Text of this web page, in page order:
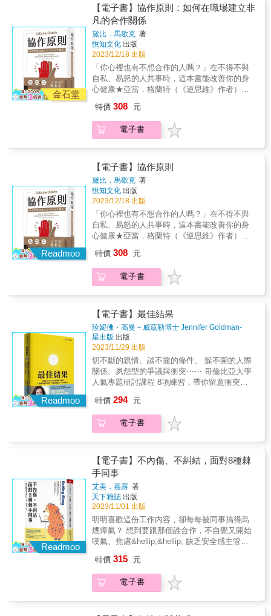
戶 業務開發難度不低，被一口婉拒是許多人的
挫折經驗，其實只要懂得巧妙引導人心，就能
扭轉情勢，誘人點頭&mdash;&mdash; 【絕技
一】「人際接木法」，取得聯繫無阻礙（事不
關己，他人較沒戒心） A：「您好，想寄網路
安全維護資訊給貴公司參考，能否請教負責窗
口？」 B：「好的，請直接寄給行政部門的C課
長。」 【絕技二】「裝熟問候」+「經驗提
問」，開啟話題最自然（無推銷意圖，輕鬆能
回答） A：「C課長您好，我是○○公司的A，我
料？」 A：「網路安全維護的資料。今天只是
想對貴公司的網路現況，請教幾個簡單問題，
可以嗎？」 C：「好，請說。」 【絕技三】善
易，答應不多慮） A：「交給廠商處理比較方
便，只可惜成本太高？」 C：「是的。」 A：
「如果有價錢公道的廠商，對您來說就太好
了。」 C：「確實&hellip;&hellip;。」 A：「關
於這點，我有不錯的方案，只要五分鐘就能為
您說明。下週方便嗎？」 C：「週一下午三點
好了。」 &mdash;&mdash;以「三絕技」約訪
機 事前示弱不但不會受到為難，他人更加包
容，讓危機也變轉機&mdash;&mdash; A：
「抱歉，我不太會說話，若等等說得不夠周
全，還請見諒。」 B：「沒關係，請說。」
「我覺得你說得還不錯啊！」 ▶ ▶ 「一致性
原理」，逆轉評價的高招 被否定別急著反駁，
利用心理技巧「負負得正」，就能轉負評為肯
定&mdash;&mdash; A：「這樣是行不通
的。」 B：「謝謝你的意見，也就是說，這些
方法全都不能用囉？」 A：「倒也不是全都不
能用&hellip;&hellip;。」 B：「請告訴我哪裡是
好的？」 A：「像○○○○這個部分就還不錯
&hellip;&hellip;。」 ★LINE回覆妙招，緊抓人
絕技」，不管是想用LINE獲取好感、讓社群人
氣暴漲，或者要以電子郵件說服人、留下好印
象，書中專欄都為你備好最速應用妙招，就算
心理誘導密技，抓緊人性弱點，輕鬆引導、事
半功倍 ＊37則快速應用實例，一學就會，誰都
能說服 ＊LINE、網路社群、電子郵件回覆不敗
妙招，獨家公開 ＊聚會、約會、商談、談判、
反擊&hellip;&hellip;各大重要時刻巧妙運用，讓
所有人都聽你的 專業推薦 ★王東明｜口語表達
專家、企業講師、廣播主持人 ★黃永猛｜
BNSC談判研究中心主持人、知名專業企業講師
理顧問、國際禮儀專家／洪繡巒 談判溝通超業
培訓師／鄭立德 AI寫作教練／鄭緯筌(Vista
Cheng) 【自序】好關係，靠麻煩 也許，這將顛
覆你的固有認知。 200多年前，美國開國元勛
班傑明．富蘭克林說：「曾經幫過你一次忙的
人，會比那些你幫助過的人更願意再幫你一次
忙。想取得一個人的支持，尤其是圈子外的人
的支持，那就先找他幫個忙，事情會出現意想
被人們稱為「富蘭克林效應」。 200多年過去
了，隨著心理學學科的發展，「富蘭克林效
應」也一次次得到了驗證，這個顛覆人們原有
認知的心理現象，如今廣泛運用在人際交往
中。 原來，我們以為麻煩別人會給他帶來困
擾，從而引起他的反感，所以我們盡量自己的
事情自己做，甚至寧可選擇放棄，也不願意麻
煩別人。實際上，好關係是麻煩出來的，沒有
互相麻煩，關係就無法建立。讓他幫你一個
忙，這會讓他感受到被認同和尊重，能夠拉近
彼此的心理距離。 原來，我們以為天道酬勤，
只要不斷付出就能得到回報，所以在討他人喜
歡時，我們總是習慣付出，結果往往卻不盡如
人意。實際上，在社交圈付出的原理往往不適
林效應」：引導別人為你付出會更有效，人們
在一件事情上付出愈多，對它的態度就會愈喜
歡。 偉大的文學家托爾斯泰也對這一效應深表
「我們並不因為別人對我們的好而愛他們，而
是因為自己對他們的好而愛他們。」 這一心理
效應帶給人們認知上的升級，進而解釋了生活
中的諸多問題： 為什麼會吵的小孩有糖吃？ 為
什麼合理麻煩別人，會擁有廣泛人脈？ 為什麼
善良的人卻容易被欺負？ 為什麼恭維別人，會
更加被瞧不起？ 為什麼父母總是對我們無微不
愈遠？ &hellip;&hellip;&hellip;&hellip; 本書透
過大眾心理學知識結合我對生活的洞察，深入
分析人與人之間親密關係的建立與相處，透過
認識自我，超越自我，轉變思維模式，進而提
志版心靈雞湯，不會告訴你如何通往成功之
路，更不會像傳統人際交往類書籍一般，教你
如何察言觀色、圓滑處世、討好主管、人際厚
黑學等老一輩已經被時代淘汰的觀點。 21世紀
的人際關係，應當建立在平等自由之上，這本
書探討新時代人與人相處的模式，轉變固有思
維，尊重每一種性格人群的自我選擇，突出人
的個性與精準心理需求，人際交往的模式不應
該是一成不變的，一個社會愈發達，就愈能顧
及多元人群的心理感受。 在書中我將心理學知
識通俗易懂地融入現實生活中去，這不是一本
專業的心理學書籍，而是一本人人都能讀懂的
人際交往手冊。本書由富蘭克林的事蹟引出，
場、交友、戀愛都能無往不利。 簡單！耐用！
顛覆！ 翻閱本書，立刻改善你的人際關係！ 美
國開國元勛富蘭克林擔任賓州議會祕書時，希
望獲得一位議員的支持，卻始終沒能奏效。一
次偶然機會，富蘭克林得知這位議員收藏了一
本罕見的書，於是寫了一封信，希望能借閱此
書。 議員很快派人把書送了過去，富蘭克林還
書時，附上了一封感謝信。在下一次國會會議
時，這位議員主動與富蘭克林交談，兩人從此
成為了無話不談的密友，並且他們的友誼延續
先找他幫個別的小忙，就會有意想不到的轉
機！這種神奇的現象，被稱為「富蘭克林效
應」。 ✨&人脈推薦&✨ 品牌再造學院院長／王
理顧問、國際禮儀專家／洪繡巒 談判溝通超業
培訓師／鄭立德 AI寫作教練／鄭緯筌(Vista
Cheng) 【自序】好關係，靠麻煩 也許，這將顛
覆你的固有認知。 200多年前，美國開國元勛
班傑明．富蘭克林說：「曾經幫過你一次忙的
人，會比那些你幫助過的人更願意再幫你一次
忙。想取得一個人的支持，尤其是圈子外的人
不到的轉機。」 後來，這種神奇的心理現象，
被人們稱為「富蘭克林效應」。 200多年過去
了，隨著心理學學科的發展，「富蘭克林效
應」也一次次得到了驗證，這個顛覆人們原有
中。 原來，我們以為麻煩別人會給他帶來困
擾，從而引起他的反感，所以我們盡量自己的
事情自己做，甚至寧可選擇放棄，也不願意麻
煩別人。實際上，好關係是麻煩出來的，沒有
互相麻煩，關係就無法建立。讓他幫你一個
忙，這會讓他感受到被認同和尊重，能夠拉近
彼此的心理距離。 原來，我們以為天道酬勤，
只要不斷付出就能得到回報，所以在討他人喜
歡時，我們總是習慣付出，結果往往卻不盡如
用，一味付出可能換不來回報，根據「富蘭克
林效應」：引導別人為你付出會更有效，人們
在一件事情上付出愈多，對它的態度就會愈喜
贊同，他曾在《戰爭與和平》一書中寫道：
「我們並不因為別人對我們的好而愛他們，而
是因為自己對他們的好而愛他們。」 這一心理
效應帶給人們認知上的升級，進而解釋了生活
中的諸多問題： 為什麼會吵的小孩有糖吃？ 為
什麼合理麻煩別人，會擁有廣泛人脈？ 為什麼
善良的人卻容易被欺負？ 為什麼恭維別人，會
更加被瞧不起？ 為什麼父母總是對我們無微不
愈遠？ &hellip;&hellip;&hellip;&hellip; 本書透
過大眾心理學知識結合我對生活的洞察，深入
分析人與人之間親密關係的建立與相處，透過
認識自我，超越自我，轉變思維模式，進而提
金石堂
【電子書】協作原則：如何在職場建立非
凡的合作關係
黛比．馬歇克 著
悅知文化 出版
2023/12/18 出版
「你心裡也有不想合作的人嗎？」在不得不與
自私、易怒的人共事時，這本書能改善你的身
心健康★亞當．格蘭特（《逆思維》作者）等
★★關係心理學→科學實證策略→成功協作★
誰，需要這本書？● 工作上需要與他人共事的
人● 負責帶團隊的主管、領導者● 需要多方
件痛苦的事。你還寧願自己做，也不想與誰合
作。合作為何充滿困難？如何使它變得容易？
許多人對合作有著複雜的感受。我們都知道合
作對於達成目標至關重要，也知道合作是一個
艱難的過程：溝通失敗、進度落後、產生摩
擦、最後一個人含淚完成所有工作……合作之
所以讓人痛苦，原因就在於：我們很少有人接
受過「如何良好合作」的訓練。馬歇克博士憑
藉她多年在關係心理學的研究和輔導領導者協
需大幅改變自己和他人的情況下，找到平衡，
讓專案得以順利進行。Point➊ 馬歇克矩陣，檢
視你的合作現況矩陣的兩個軸線「關係品質」
過調整這兩個維度，你便能夠找到最適合團隊
的協作模式。Point➋ 運用矩陣，改善你們的合
作關係藉由設定明確的期望、培養「我們
感」、做出積極反應、改變追蹤進度的方
式……等策略，幫助你從細微處提升合作品
質。Point➌ 職場上沒人教的：何時該結束合
作？提供檢核準則與引導思考，幫助你判斷何
係，且又能保留情面。
特價 308 元
電子書
Readmoo
【電子書】協作原則
黛比．馬歇克 著
悅知文化 出版
2023/12/18 出版
「你心裡也有不想合作的人嗎？」在不得不與
自私、易怒的人共事時，這本書能改善你的身
心健康★亞當．格蘭特（《逆思維》作者）等
★★關係心理學→科學實證策略→成功協作★
誰，需要這本書？● 工作上需要與他人共事的
人● 負責帶團隊的主管、領導者● 需要多方
件痛苦的事。你還寧願自己做，也不想與誰合
作。合作為何充滿困難？如何使它變得容易？
許多人對合作有著複雜的感受。我們都知道合
作對於達成目標至關重要，也知道合作是一個
艱難的過程：溝通失敗、進度落後、產生摩
擦、最後一個人含淚完成所有工作……合作之
所以讓人痛苦，原因就在於：我們很少有人接
受過「如何良好合作」的訓練。馬歇克博士憑
藉她多年在關係心理學的研究和輔導領導者協
需大幅改變自己和他人的情況下，找到平衡，
讓專案得以順利進行。Point➊ 馬歇克矩陣，檢
視你的合作現況矩陣的兩個軸線「關係品質」
過調整這兩個維度，你便能夠找到最適合團隊
的協作模式。Point➋ 運用矩陣，改善你們的合
作關係藉由設定明確的期望、培養「我們
感」、做出積極反應、改變追蹤進度的方
式……等策略，幫助你從細微處提升合作品
質。Point➌ 職場上沒人教的：何時該結束合
作？提供檢核準則與引導思考，幫助你判斷何
時該結束合作，以及怎麼說才能清楚地解除關
特價 308 元
電子書
Readmoo
【電子書】最佳結果
珍妮佛・高曼－威茲勒博士 Jennifer Goldman-
Wetzler, PhD
星出版 出版
2023/11/29 出版
切不斷的親情、談不攏的條件、 躲不開的人際
關係、夙怨型的爭議與衝突⋯⋯ 哥倫比亞大學
人氣專題研討課程 8項練習，帶你留意衝突習
或顧忌的事），靈活打造新路徑 務實評估情
況，選出最佳結果！ Google、IBM、Intel、羅
氏、巴克萊銀行、穆迪、KPMG、 紐約市經濟
自己認識的每個人也能閱讀、從中受益，這本
書就是這種少見好書的其中一本。它會幫助你
重新思考面對衝突的方式，因此變得更有成
效、更周到、更良善。」 &mdash;&mdash;賽
斯・高汀（Seth Godin），全球知名行銷創意
大師、《這才是行銷》作者 一起打江山的新創
執行長和旗下的頂尖業務，為了獎酬制度反目
成仇。 一對母女為了打電話的事，成天你怪
我、我怪你。 備受關注的高管團隊，因為接班
問題陷入辦公室鬥爭，彼此爭權奪利、互扯後
努力全都不成功。 當你試著解決衝突但失敗
時，能到哪裡討救兵？大多數的方法強調合
作：大家應該坐下來好好談談，冷靜化解彼此
特價 294 元
電子書
Readmoo
【電子書】不內傷、不糾結，面對8種棘
手同事
艾美．嘉露 著
天下雜誌 出版
2023/11/01 出版
明明喜歡這份工作內容，卻每每被同事搞得烏
煙瘴氣？ 想到要跟那個誰合作，不自覺又開始
嘆氣、焦慮&hellip;&hellip; 缺乏安全感主管、
攻擊型同僚、玩兩面手法的操控者....... 工作也
許累人，但傷人的同事才真的讓人難以生存！
面對辦公室裡難搞的惡人，你可以有更好的方
特價 315 元
電子書